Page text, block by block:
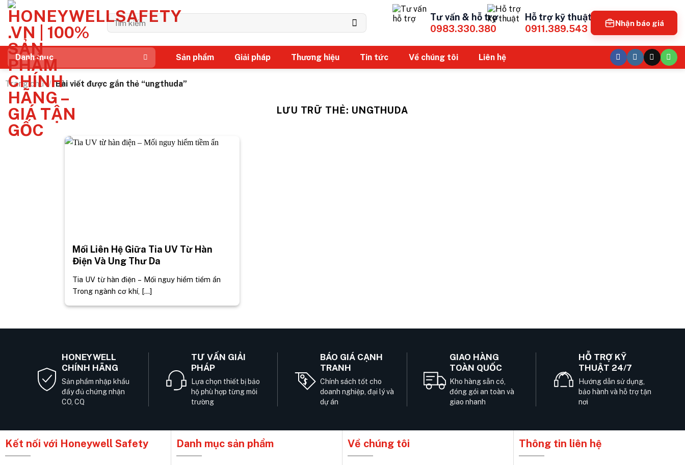
Bỏ
qua
dung
Tìm
kiếm:
Tư vấn & hỗ trợ
0983.330.380
Hỗ trợ kỹ thuật
0911.389.543
Nhận báo giá
Danh mục Sản phẩm Giải pháp Thương hiệu Tin tức Về chúng tôi Liên hệ
Trang chủ / Bài viết được gắn thẻ “ungthuda”
LƯU TRỮ THẺ: UNGTHUDA
Mối Liên Hệ Giữa Tia UV Từ Hàn
Điện Và Ung Thư Da
Tia UV từ hàn điện – Mối nguy hiểm tiềm ẩn
Trong ngành cơ khí, [...]
HONEYWELL
CHÍNH HÃNG
Sản phẩm nhập khẩu
đầy đủ chứng nhận
CO, CQ
TƯ VẤN GIẢI
PHÁP
Lựa chọn thiết bị bảo
hộ phù hợp từng môi
trường
BÁO GIÁ CẠNH
TRANH
Chính sách tốt cho
doanh nghiệp, đại lý và
dự án
GIAO HÀNG
TOÀN QUỐC
Kho hàng sẵn có,
đóng gói an toàn và
giao nhanh
HỖ TRỢ KỸ
THUẬT 24/7
Hướng dẫn sử dụng,
bảo hành và hỗ trợ tận
nơi
Kết nối với Honeywell Safety Danh mục sản phẩm Về chúng tôi Thông tin liên hệ